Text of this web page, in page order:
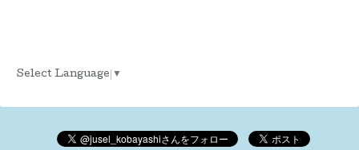
Select Language ▼